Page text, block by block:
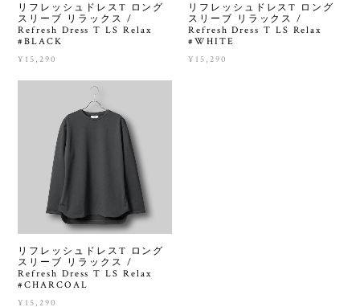
リフレッシュドレスT ロング
スリーブ リラックス /
Refresh Dress T LS Relax
#BLACK
¥15,290
リフレッシュドレスT ロング
スリーブ リラックス /
Refresh Dress T LS Relax
#WHITE
¥15,290
リフレッシュドレスT ロング
スリーブ リラックス /
Refresh Dress T LS Relax
#CHARCOAL
¥15,290